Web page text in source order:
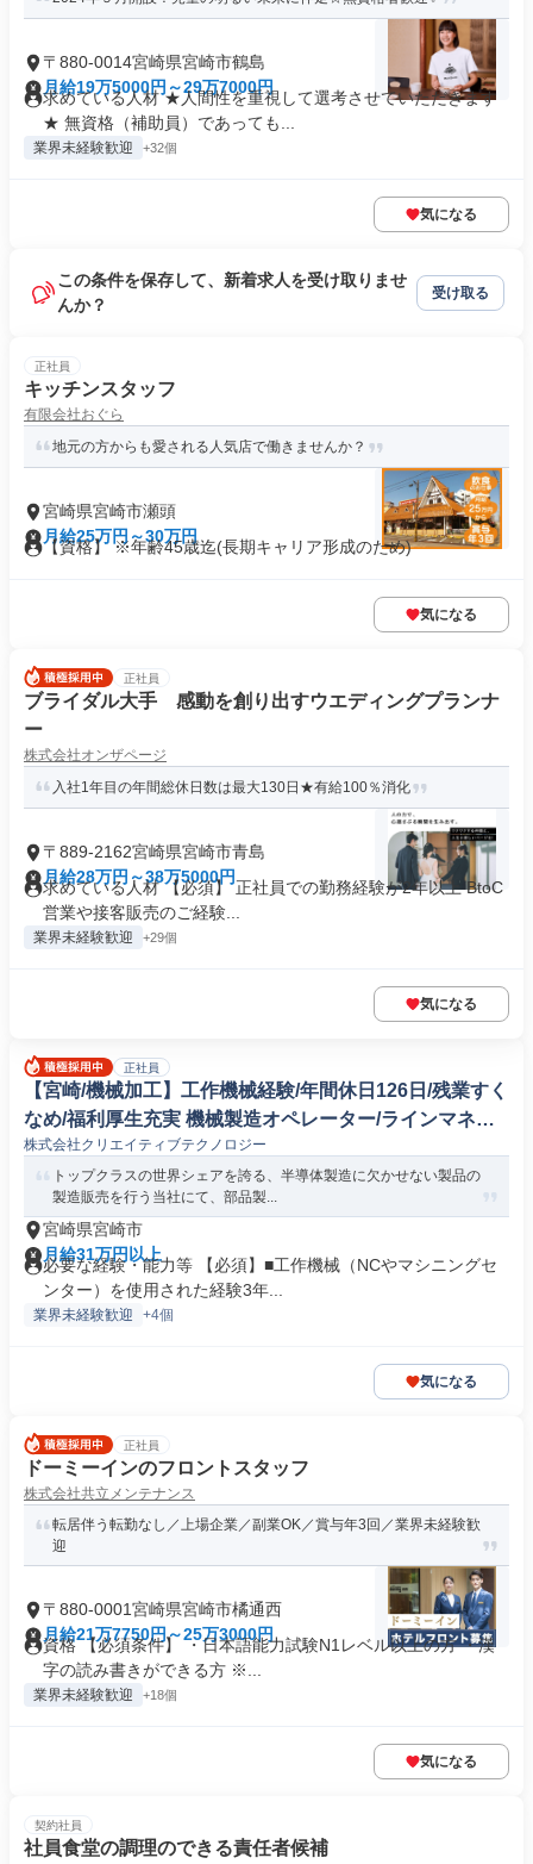
〒880-0014宮崎県宮崎市鶴島
月給19万5000円～29万7000円
求めている人材 ★人間性を重視して選考させていただきます
★ 無資格（補助員）であっても...
業界未経験歓迎 +32個
気になる
この条件を保存して、新着求人を受け取りませ
んか？
受け取る
正社員
キッチンスタッフ
有限会社おぐら
地元の方からも愛される人気店で働きませんか？
宮崎県宮崎市瀬頭
月給25万円～30万円
【資格】 ※年齢45歳迄(長期キャリア形成のため)
気になる
正社員
ブライダル大手 感動を創り出すウエディングプランナ
ー
株式会社オンザページ
入社1年目の年間総休日数は最大130日★有給100％消化
〒889-2162宮崎県宮崎市青島
月給28万円～38万5000円
求めている人材 【必須】 正社員での勤務経験が2年以上 BtoC
営業や接客販売のご経験...
業界未経験歓迎 +29個
気になる
正社員
【宮崎/機械加工】工作機械経験/年間休日126日/残業すく
なめ/福利厚生充実 機械製造オペレーター/ラインマネー
ジャー
株式会社クリエイティブテクノロジー
トップクラスの世界シェアを誇る、半導体製造に欠かせない製品の
製造販売を行う当社にて、部品製...
宮崎県宮崎市
月給31万円以上
必要な経験・能力等 【必須】■工作機械（NCやマシニングセ
ンター）を使用された経験3年...
業界未経験歓迎 +4個
気になる
正社員
ドーミーインのフロントスタッフ
株式会社共立メンテナンス
転居伴う転勤なし／上場企業／副業OK／賞与年3回／業界未経験歓
迎
〒880-0001宮崎県宮崎市橘通西
月給21万7750円～25万3000円
資格 【必須条件】 ・日本語能力試験N1レベル以上の方 ・漢
字の読み書きができる方 ※...
業界未経験歓迎 +18個
気になる
契約社員
社員食堂の調理のできる責任者候補